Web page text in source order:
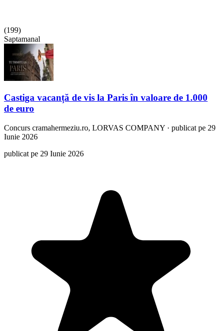
(199)
Saptamanal
Castiga vacanță de vis la Paris în valoare de 1.000
de euro
Concurs cramahermeziu.ro, LORVAS COMPANY · publicat pe 29
Iunie 2026
publicat pe 29 Iunie 2026